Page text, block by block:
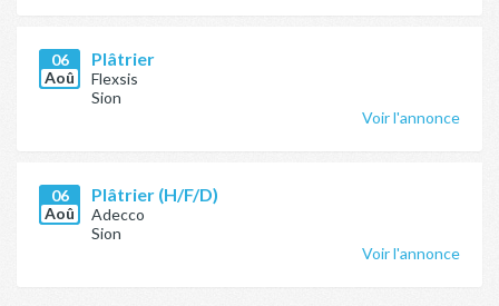
06
Aoû
Plâtrier
Flexsis
Sion
Voir l'annonce
06
Aoû
Plâtrier (H/F/D)
Adecco
Sion
Voir l'annonce